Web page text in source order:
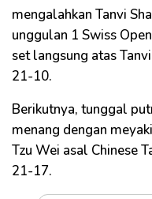
mengalahkan Tanvi
unggulan 1 Swiss
set langsung atas
21-10.
Berikutnya, tunggal
menang dengan
Tzu Wei asal Chinese
21-17.